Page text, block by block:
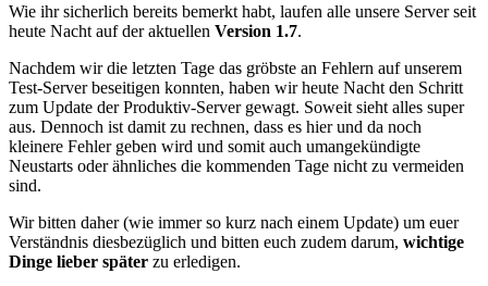
Wie ihr sicherlich bereits bemerkt habt, laufen alle unsere Server seit
heute Nacht auf der aktuellen Version 1.7.
Nachdem wir die letzten Tage das gröbste an Fehlern auf unserem
Test-Server beseitigen konnten, haben wir heute Nacht den Schritt
zum Update der Produktiv-Server gewagt. Soweit sieht alles super
aus. Dennoch ist damit zu rechnen, dass es hier und da noch
kleinere Fehler geben wird und somit auch umangekündigte
Neustarts oder ähnliches die kommenden Tage nicht zu vermeiden
sind.
Wir bitten daher (wie immer so kurz nach einem Update) um euer
Verständnis diesbezüglich und bitten euch zudem darum, wichtige
Dinge lieber später zu erledigen.